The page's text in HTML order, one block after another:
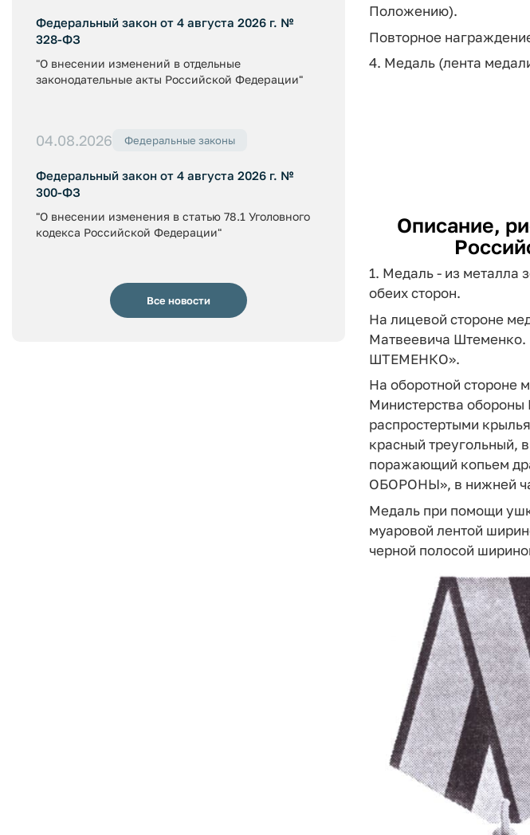
Федеральный закон от 4 августа 2026 г. №
328-ФЗ
"О внесении изменений в отдельные
законодательные акты Российской Федерации"
04.08.2026 Федеральные законы
Федеральный закон от 4 августа 2026 г. №
300-ФЗ
"О внесении изменения в статью 78.1 Уголовного
кодекса Российской Федерации"
Все новости
Положению).
Повторное
4. Медаль (лента
Описание,
1. Медаль - из металла
обеих сторон.
На лицевой стороне
Матвеевича Штеменко.
ШТЕМЕНКО».
На оборотной стороне
Министерства
распростертыми
красный треугольный,
поражающий копьем
ОБОРОНЫ», в нижней
Медаль при помощи
муаровой лентой
черной полосой